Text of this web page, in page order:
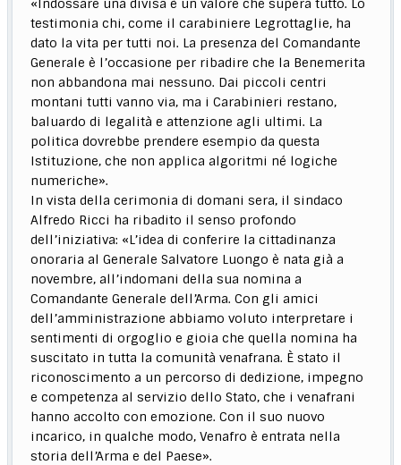
«Indossare una divisa è un valore che supera tutto. Lo
testimonia chi, come il carabiniere Legrottaglie, ha
dato la vita per tutti noi. La presenza del Comandante
Generale è l’occasione per ribadire che la Benemerita
non abbandona mai nessuno. Dai piccoli centri
montani tutti vanno via, ma i Carabinieri restano,
baluardo di legalità e attenzione agli ultimi. La
politica dovrebbe prendere esempio da questa
Istituzione, che non applica algoritmi né logiche
numeriche».
In vista della cerimonia di domani sera, il sindaco
Alfredo Ricci ha ribadito il senso profondo
dell’iniziativa: «L’idea di conferire la cittadinanza
onoraria al Generale Salvatore Luongo è nata già a
novembre, all’indomani della sua nomina a
Comandante Generale dell’Arma. Con gli amici
dell’amministrazione abbiamo voluto interpretare i
sentimenti di orgoglio e gioia che quella nomina ha
suscitato in tutta la comunità venafrana. È stato il
riconoscimento a un percorso di dedizione, impegno
e competenza al servizio dello Stato, che i venafrani
hanno accolto con emozione. Con il suo nuovo
incarico, in qualche modo, Venafro è entrata nella
storia dell’Arma e del Paese».